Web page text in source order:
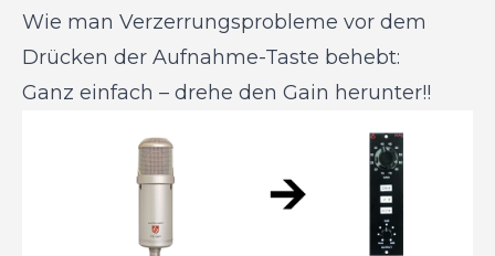
Wie man Verzerrungsprobleme vor dem
Drücken der Aufnahme-Taste behebt:
Ganz einfach – drehe den Gain herunter!!